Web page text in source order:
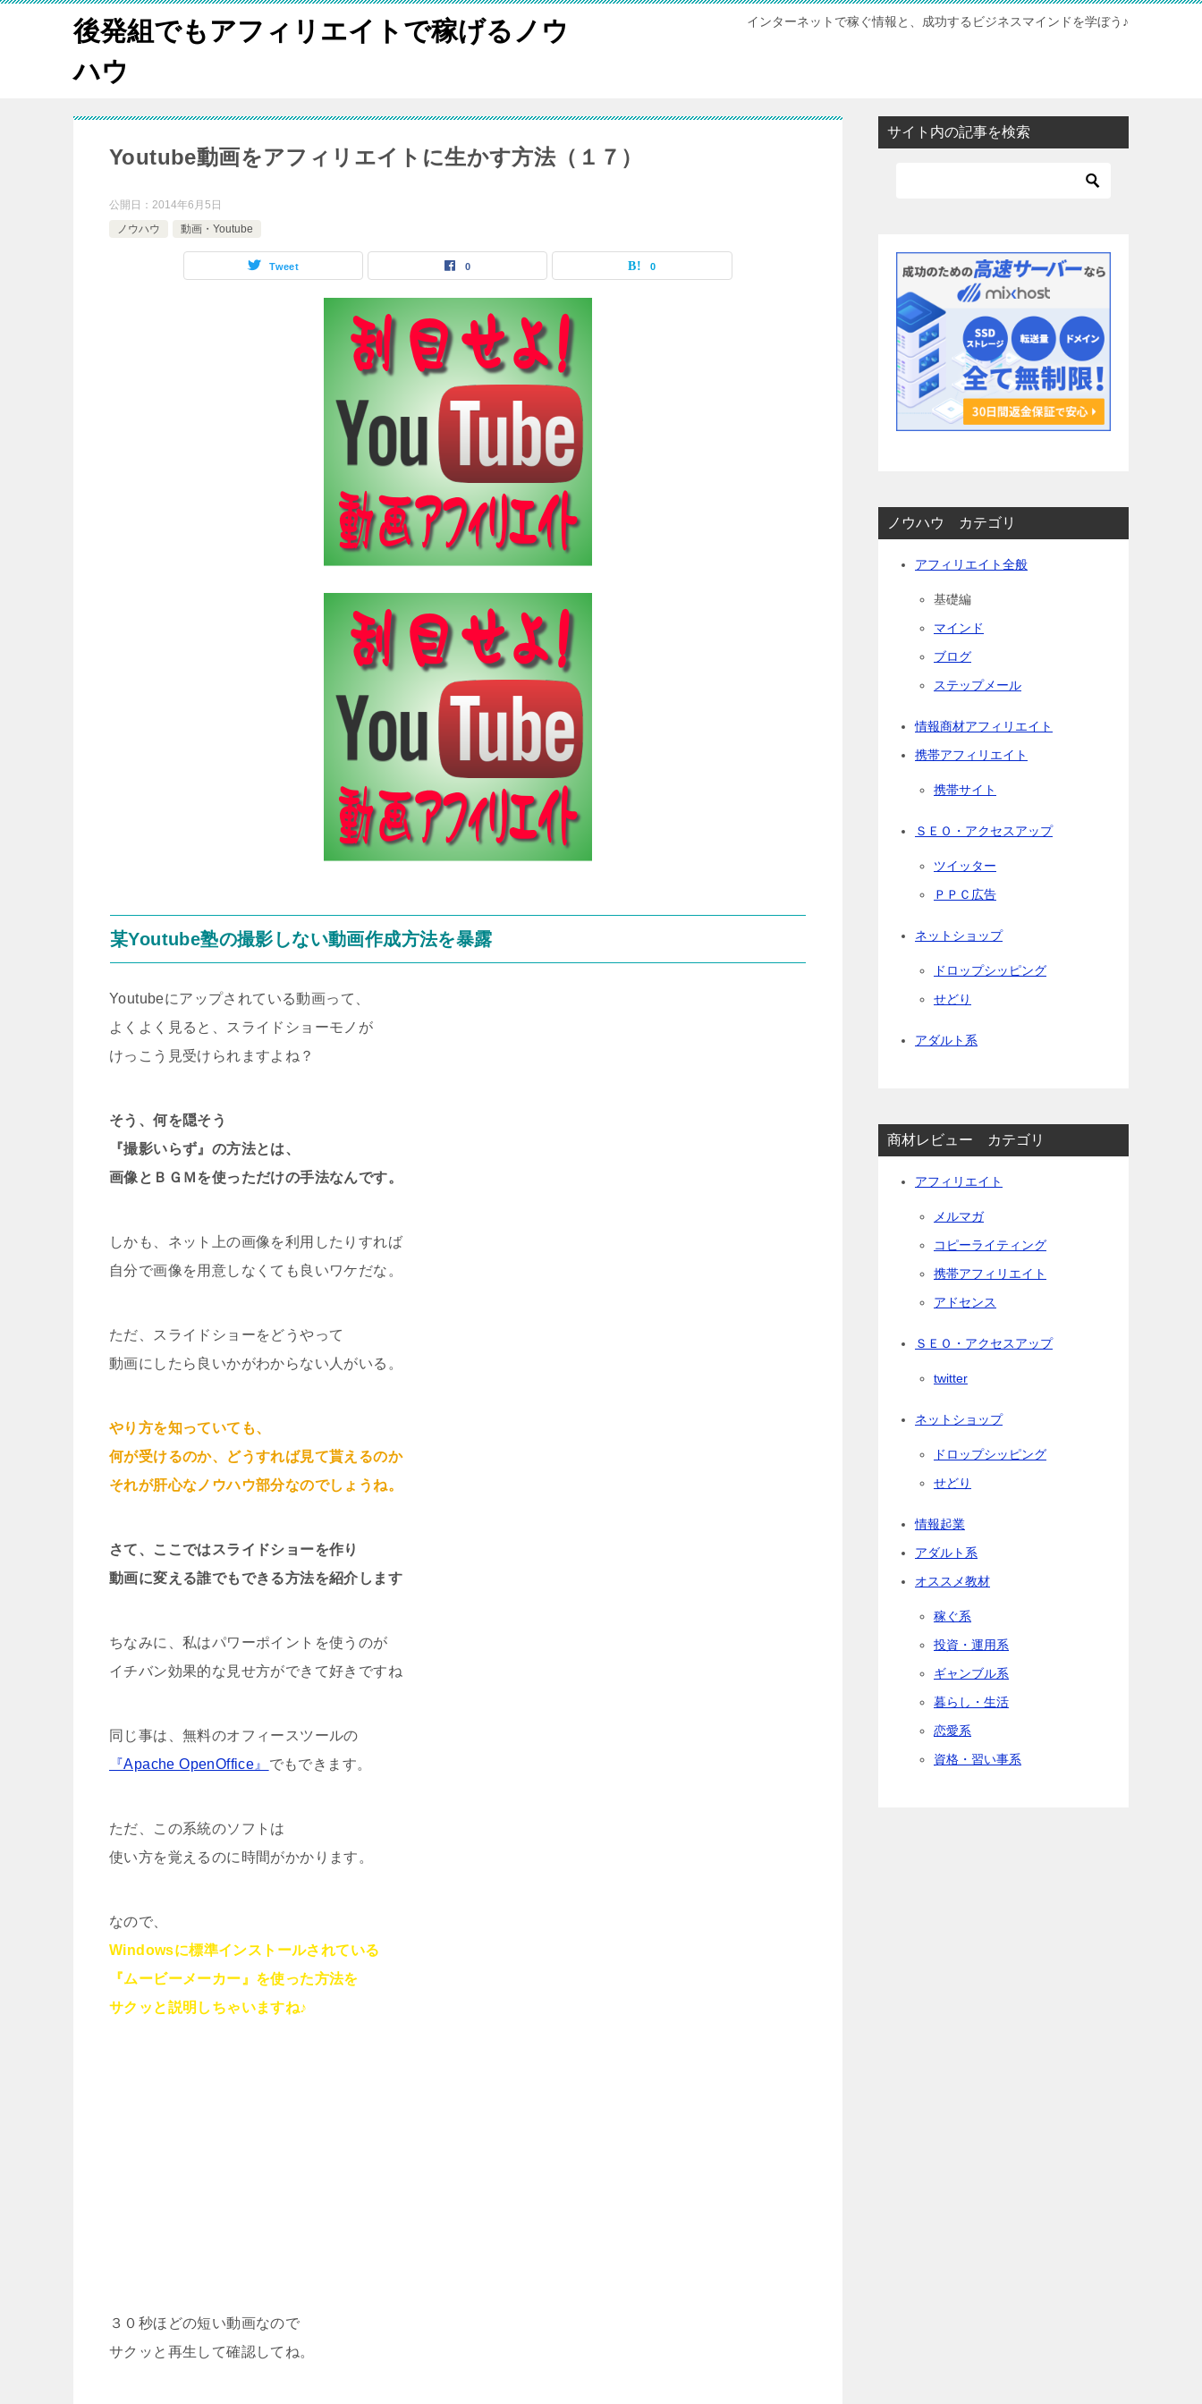
後発組でもアフィリエイトで稼げるノウ
ハウ
インターネットで稼ぐ情報と、成功するビジネスマインドを学ぼう♪
Youtube動画をアフィリエイトに生かす方法（１７）
公開日： 2014年6月5日
ノウハウ
動画・Youtube
Tweet 0 0
某Youtube塾の撮影しない動画作成方法を暴露
Youtubeにアップされている動画って、
よくよく見ると、スライドショーモノが
けっこう見受けられますよね？
そう、何を隠そう
『撮影いらず』の方法とは、
画像とＢＧＭを使っただけの手法なんです。
しかも、ネット上の画像を利用したりすれば
自分で画像を用意しなくても良いワケだな。
ただ、スライドショーをどうやって
動画にしたら良いかがわからない人がいる。
やり方を知っていても、
何が受けるのか、どうすれば見て貰えるのか
それが肝心なノウハウ部分なのでしょうね。
さて、ここではスライドショーを作り
動画に変える誰でもできる方法を紹介します
ちなみに、私はパワーポイントを使うのが
イチバン効果的な見せ方ができて好きですね
同じ事は、無料のオフィースツールの
『Apache OpenOffice』 でもできます。
ただ、この系統のソフトは
使い方を覚えるのに時間がかかります。
なので、
Windowsに標準インストールされている
『ムービーメーカー』を使った方法を
サクッと説明しちゃいますね♪
３０秒ほどの短い動画なので
サクッと再生して確認してね。
サイト内の記事を検索
ノウハウ カテゴリ
アフィリエイト全般
基礎編
マインド
ブログ
ステップメール
情報商材アフィリエイト
携帯アフィリエイト
携帯サイト
ＳＥＯ・アクセスアップ
ツイッター
ＰＰＣ広告
ネットショップ
ドロップシッピング
せどり
アダルト系
商材レビュー カテゴリ
アフィリエイト
メルマガ
コピーライティング
携帯アフィリエイト
アドセンス
ＳＥＯ・アクセスアップ
twitter
ネットショップ
ドロップシッピング
せどり
情報起業
アダルト系
オススメ教材
稼ぐ系
投資・運用系
ギャンブル系
暮らし・生活
恋愛系
資格・習い事系